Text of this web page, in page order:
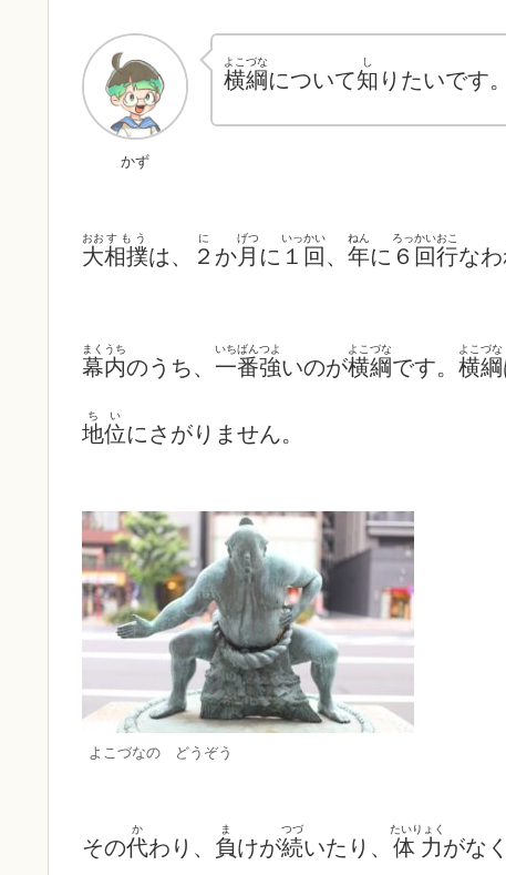
かず
横綱
よこづな
について知
し
りたいです。
大
おお
相撲
すもう
は、 ２
に
か月
げつ
に １回
いっかい
、 年
ねん
に ６回
ろっかい
行
おこ
なわ
幕内
まくうち
のうち、 一番強
いちばんつよ
いのが横綱
よこづな
です。 横綱
よこづな
地
ち
位
い
にさがりません。
よこづなの どうぞう
その代
か
わり、 負
ま
けが続
つづ
いたり、 体力
たいりょく
がな